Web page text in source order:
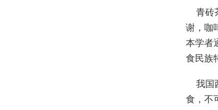
青砖
谢，咖
本学者
食民族
我国
食，不